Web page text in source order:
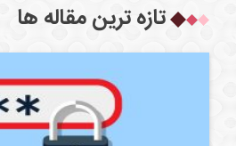
تازه ترین مقاله ها